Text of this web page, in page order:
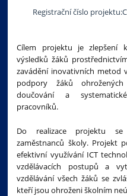
Registrační číslo
Cílem projektu je zlepšení
výsledků žáků
zavádění inovativních metod
podpory žáků
doučování a
pracovníků.
Do realizace projektu se
zaměstnanců školy. Projekt
efektivní využívání ICT
vzdělávacích postupů a
vzdělávání všech žáků se
kteří jsou ohroženi školním